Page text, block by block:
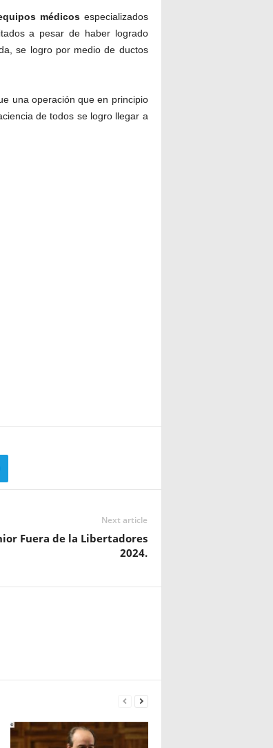
médicosespecializados
a pesar de haber logrado
se logro por medio de ductos
una operación que en principio
de todos se logro llegar a
Next article
Fuera de la Libertadores
2024.